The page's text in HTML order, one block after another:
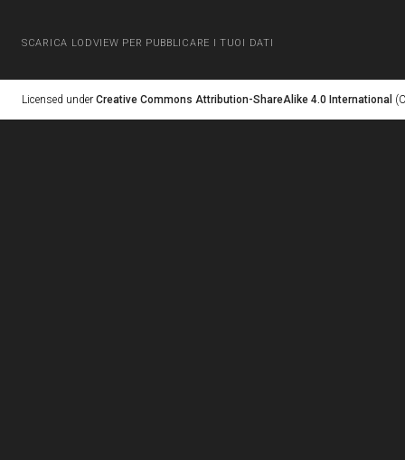
SCARICA LODVIEW PER PUBBLICARE I TUOI DATI
Licensed under Creative Commons Attribution-ShareAlike 4.0 International